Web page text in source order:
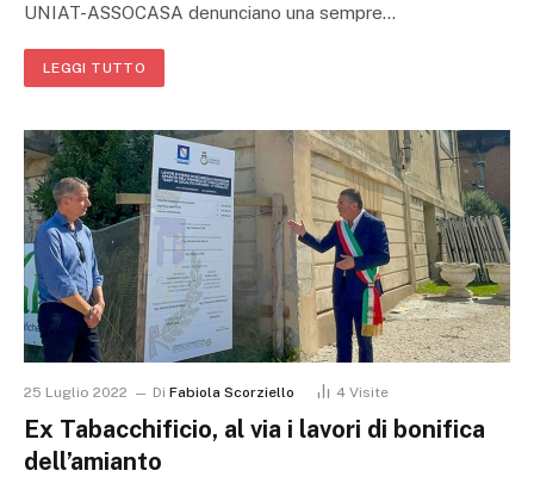
UNIAT-ASSOCASA denunciano una sempre…
LEGGI TUTTO
25 Luglio 2022 Di Fabiola Scorziello 4 Visite
Ex Tabacchificio, al via i lavori di bonifica
dell’amianto